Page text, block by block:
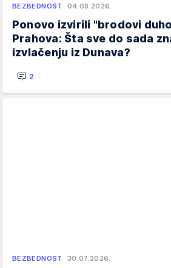
BEZBEDNOST 04.08.2026.
Ponovo izvirili "brodovi
Prahova: Šta sve do sada
izvlačenju iz Dunava?
2
BEZBEDNOST 30.07.2026.